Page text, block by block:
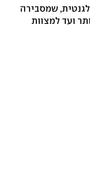
שמסבירה
ועד למצוות